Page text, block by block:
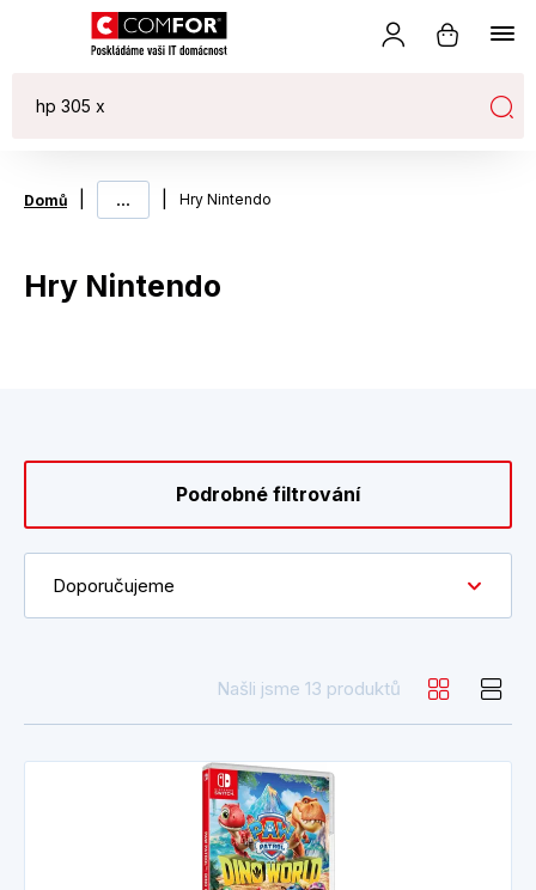
Domů ... Hry Nintendo
Hry Nintendo
Podrobné filtrování
Doporučujeme
Našli jsme 13 produktů